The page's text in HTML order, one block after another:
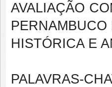
AVALIAÇÃO
HISTÓRICA E
PALAVRAS-